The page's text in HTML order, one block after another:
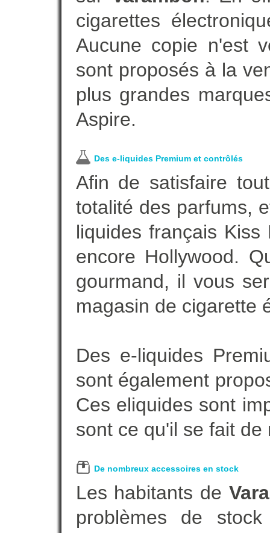
cigarettes
Aucune copie n'est
sont proposés à la
plus grandes
Aspire.
Des e-liquides Premium et contrôlés
Afin de satisfaire
totalité des parfums,
liquides français
encore Hollywood.
gourmand, il vous
magasin de cigarette
Des e-liquides
sont également
Ces eliquides sont
sont ce qu'il se fait
De nombreux accessoires en stock
Les habitants de
problèmes de